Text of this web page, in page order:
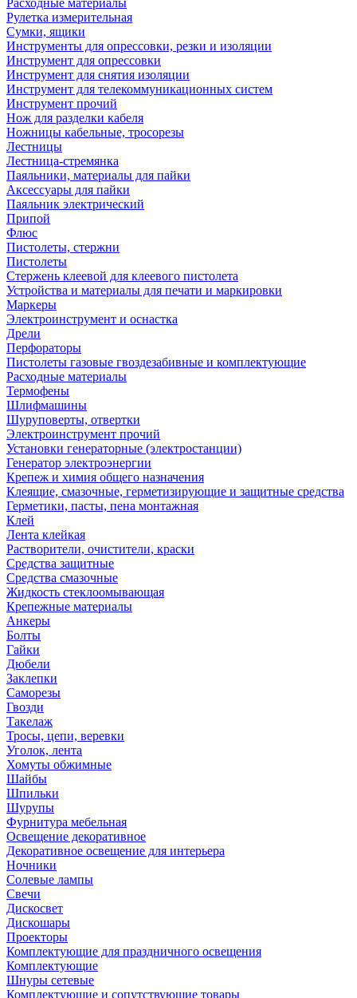
Расходные материалы
Рулетка измерительная
Сумки, ящики
Инструменты для опрессовки, резки и изоляции
Инструмент для опрессовки
Инструмент для снятия изоляции
Инструмент для телекоммуникационных систем
Инструмент прочий
Нож для разделки кабеля
Ножницы кабельные, тросорезы
Лестницы
Лестница-стремянка
Паяльники, материалы для пайки
Аксессуары для пайки
Паяльник электрический
Припой
Флюс
Пистолеты, стержни
Пистолеты
Стержень клеевой для клеевого пистолета
Устройства и материалы для печати и маркировки
Маркеры
Электроинструмент и оснастка
Дрели
Перфораторы
Пистолеты газовые гвоздезабивные и комплектующие
Расходные материалы
Термофены
Шлифмашины
Шуруповерты, отвертки
Электроинструмент прочий
Установки генераторные (электростанции)
Генератор электроэнергии
Крепеж и химия общего назначения
Клеящие, смазочные, герметизирующие и защитные средства
Герметики, пасты, пена монтажная
Клей
Лента клейкая
Растворители, очистители, краски
Средства защитные
Средства смазочные
Жидкость стеклоомывающая
Крепежные материалы
Анкеры
Болты
Гайки
Дюбели
Заклепки
Саморезы
Гвозди
Такелаж
Тросы, цепи, веревки
Уголок, лента
Хомуты обжимные
Шайбы
Шпильки
Шурупы
Фурнитура мебельная
Освещение декоративное
Декоративное освещение для интерьера
Ночники
Солевые лампы
Свечи
Дискосвет
Дискошары
Проекторы
Комплектующие для праздничного освещения
Комплектующие
Шнуры сетевые
Комплектующие и сопутствующие товары